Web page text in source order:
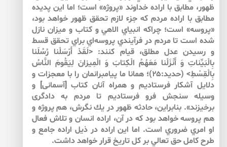
ظهور، مطابق با اراده خداوند «پروژه» است؛ اما اين پديده
مطابق با اراده مردم كه جزء لازم تحقق ظهور خواهد بود،
«پروسه» است؛ چراكه انبياي الاهي و كتاب و ميزان نازل
شده است تا مردم در فرآيندي پروسه‌‌اي براي تحقق قسط
و رسيدن عدل مطلق، قيام كنند: <لَقَدْ أَرْسَلْنا رُسُلَنا
بِالْبَيِّناتِ وَ أَنْزَلْنا مَعَهُمُ الْكِتابَ وَ الْمِيزانَ لِيَقُومَ النَّاسُ
بِالْقِسْطِ> (حديد:۲۵)؛ همانا ما پيامبرانمان را با معجزات و
دلايل آشكار فرستاديم و همراه آنان كتاب [آسمانى] و
وسيله سنجش فرو فرستاديم تا مردم به دادگرى
برخيزند». بنابراين، حادثه ظهور در يك نگرش، هم پروژه و
هم پروسه خواهد بود كه در آن، اراده انسان و تلاش فعال
او امري ضروري است. اما اين اراده در ذيل اراده جامع و
طرح كامل حق تعالي بر كل تاريخ قرار خواهد داشت.